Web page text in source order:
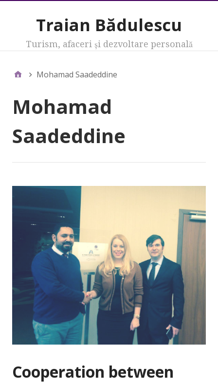
Traian Bădulescu
Turism, afaceri şi dezvoltare personală
Mohamad Saadeddine
Mohamad
Saadeddine
Cooperation between